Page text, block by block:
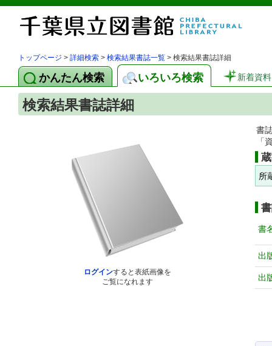
トップページ > 詳細検索 > 検索結果書誌一覧 > 検索結果書誌詳細
かんたん検索 いろいろ検索 新着資料
検索結果書誌詳細
ログインすると表紙画像を
ご覧になれます
書
「
所
書
出
出